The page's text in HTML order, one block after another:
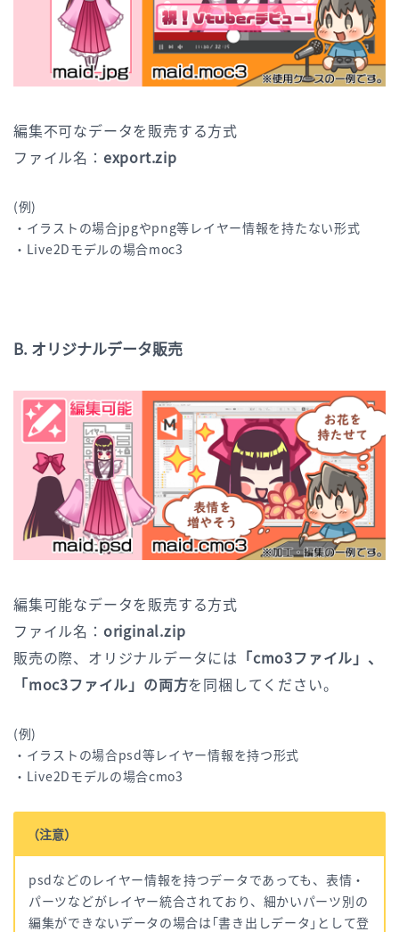
編集不可なデータを販売する方式
ファイル名： export.zip
(例)
・イラストの場合jpgやpng等レイヤー情報を持たない形式
・Live2Dモデルの場合moc3
B. オリジナルデータ販売
編集可能なデータを販売する方式
ファイル名： original.zip
販売の際、オリジナルデータには 「cmo3ファイル」、
「moc3ファイル」の両方を同梱してください。
(例)
・イラストの場合psd等レイヤー情報を持つ形式
・Live2Dモデルの場合cmo3
（注意）
psdなどのレイヤー情報を持つデータであっても、表情・
パーツなどがレイヤー統合されており、細かいパーツ別の
編集ができないデータの場合は｢書き出しデータ｣として登